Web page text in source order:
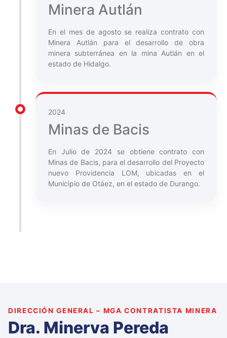
Minera Autlán
En el mes de agosto se realiza contrato con
Minera Autlán para el desarrollo de obra
minera subterránea en la mina Autlán en el
estado de Hidalgo.
2024
Minas de Bacis
En Julio de 2024 se obtiene contrato con
Minas de Bacis, para el desarrollo del Proyecto
nuevo Providencia LOM, ubicadas en el
Municipio de Otáez, en el estado de Durango.
DIRECCIÓN GENERAL – MGA CONTRATISTA MINERA
Dra. Minerva Pereda